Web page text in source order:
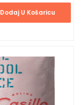
Dodaj U Košaricu